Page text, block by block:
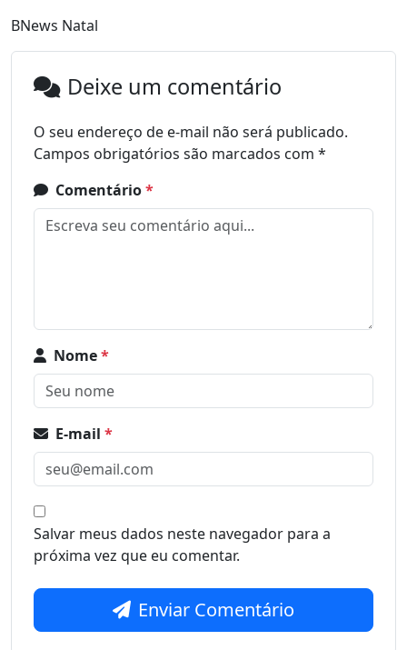
BNews Natal
Deixe um comentário
O seu endereço de e-mail não será publicado.
Campos obrigatórios são marcados com *
Comentário*
Nome*
E-mail *
Salvar meus dados neste navegador para a
próxima vez que eu comentar.
Enviar Comentário